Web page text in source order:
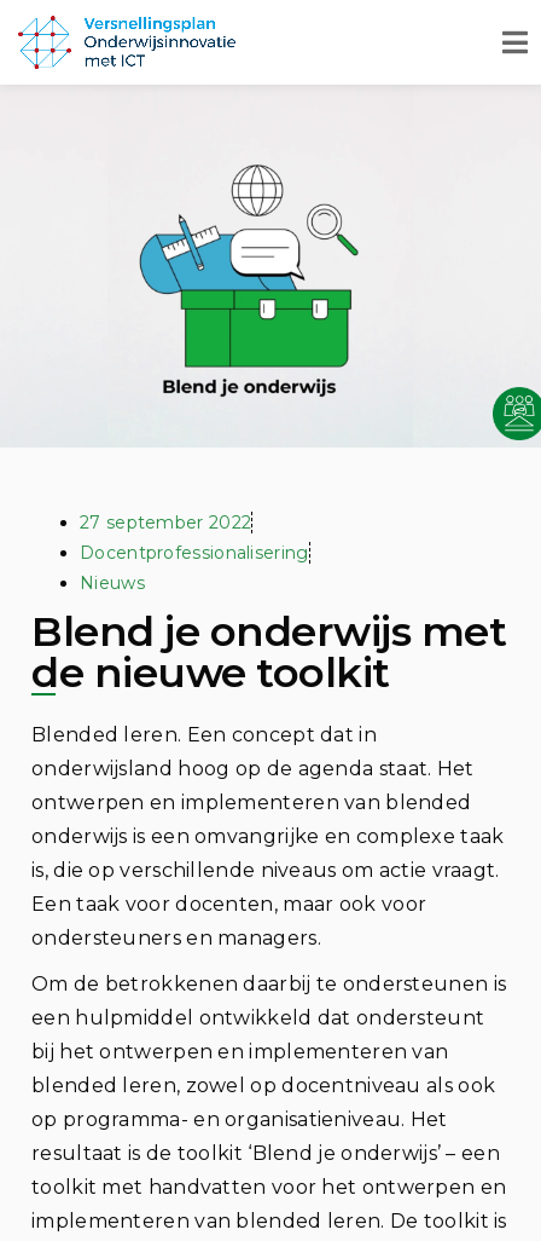
27 september 2022
Docentprofessionalisering
Nieuws
Blend je onderwijs met
de nieuwe toolkit
Blended leren. Een concept dat in
onderwijsland hoog op de agenda staat. Het
ontwerpen en implementeren van blended
onderwijs is een omvangrijke en complexe taak
is, die op verschillende niveaus om actie vraagt.
Een taak voor docenten, maar ook voor
ondersteuners en managers.
Om de betrokkenen daarbij te ondersteunen is
een hulpmiddel ontwikkeld dat ondersteunt
bij het ontwerpen en implementeren van
blended leren, zowel op docentniveau als ook
op programma- en organisatieniveau. Het
resultaat is de toolkit ‘Blend je onderwijs’ – een
toolkit met handvatten voor het ontwerpen en
implementeren van blended leren. De toolkit is